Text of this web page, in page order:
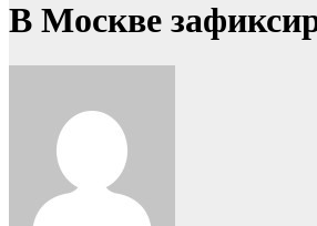
В Москве